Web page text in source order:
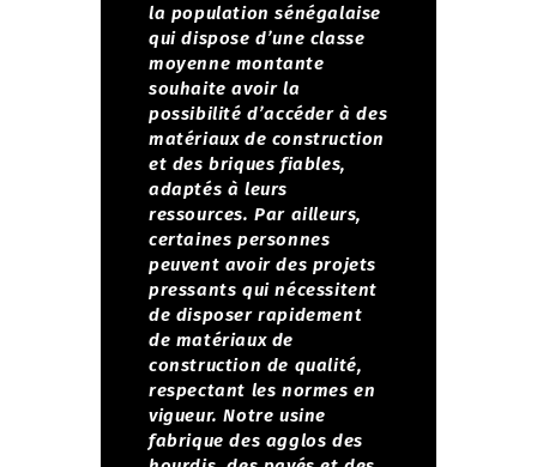
la population sénégalaise
qui dispose d’une classe
moyenne montante
souhaite avoir la
possibilité d’accéder à des
matériaux de construction
et des briques fiables,
adaptés à leurs
ressources. Par ailleurs,
certaines personnes
peuvent avoir des projets
pressants qui nécessitent
de disposer rapidement
de matériaux de
construction de qualité,
respectant les normes en
vigueur. Notre usine
fabrique des agglos des